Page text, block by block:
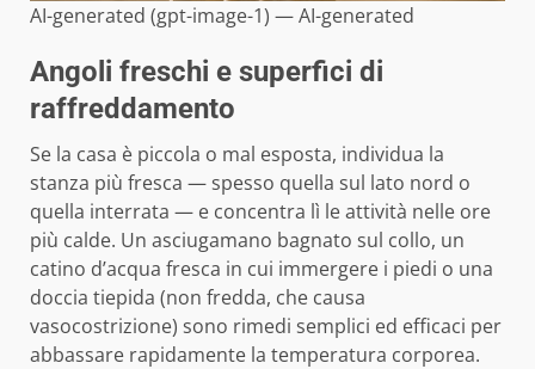
AI-generated (gpt-image-1) — AI-generated
Angoli freschi e superfici di
raffreddamento
Se la casa è piccola o mal esposta, individua la
stanza più fresca — spesso quella sul lato nord o
quella interrata — e concentra lì le attività nelle ore
più calde. Un asciugamano bagnato sul collo, un
catino d’acqua fresca in cui immergere i piedi o una
doccia tiepida (non fredda, che causa
vasocostrizione) sono rimedi semplici ed efficaci per
abbassare rapidamente la temperatura corporea.